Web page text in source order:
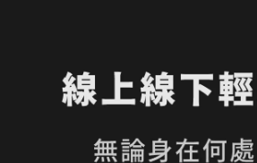
品，難免有存放痕跡，請謹慎評估後
城市戶外與夏季使用。
Outdoor 路線，不像 Abisko 系列偏運動